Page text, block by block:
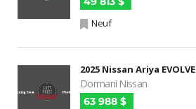
Neuf
2025 Nissan Ariya EVOLVE
Dormani Nissan
63 988 $